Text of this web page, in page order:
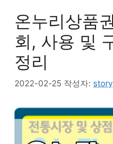
온누리상품
회, 사용 및
정리
2022-02-25 작성자: story